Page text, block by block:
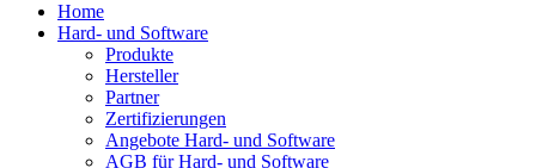
Home
Hard- und Software
Produkte
Hersteller
Partner
Zertifizierungen
Angebote Hard- und Software
AGB für Hard- und Software